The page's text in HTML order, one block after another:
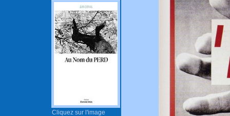
Cliquez sur l'image